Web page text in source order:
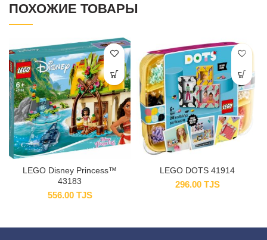
ПОХОЖИЕ ТОВАРЫ
LEGO Disney Princess™
43183
556.00 TJS
LEGO DOTS 41914
296.00 TJS